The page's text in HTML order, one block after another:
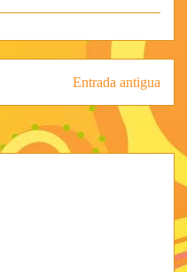
Entrada antigua